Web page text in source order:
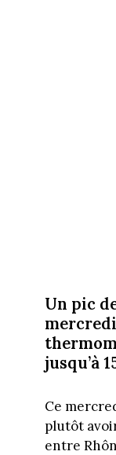
Un pic
jusqu’à
Ce
plutôt
entre